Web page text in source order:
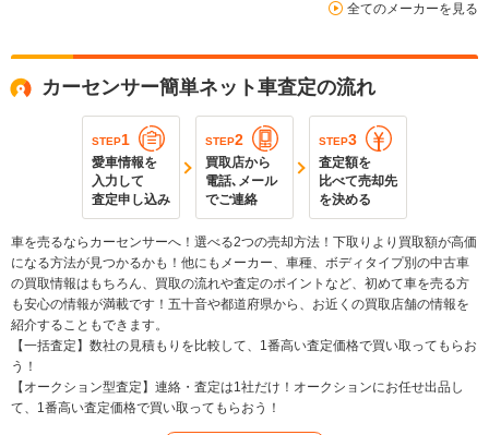
全てのメーカーを見る
カーセンサー簡単ネット車査定の流れ
STEP1
愛車情報を
入力して
査定申し込み
STEP2
買取店から
電話､メール
でご連絡
STEP3
査定額を
比べて売却先
を決める
車を売るならカーセンサーへ！選べる2つの売却方法！下取りより買取額が高価
になる方法が見つかるかも！他にもメーカー、車種、ボディタイプ別の中古車
の買取情報はもちろん、買取の流れや査定のポイントなど、初めて車を売る方
も安心の情報が満載です！五十音や都道府県から、お近くの買取店舗の情報を
紹介することもできます。
【一括査定】数社の見積もりを比較して、1番高い査定価格で買い取ってもらお
う！
【オークション型査定】連絡・査定は1社だけ！オークションにお任せ出品し
て、1番高い査定価格で買い取ってもらおう！